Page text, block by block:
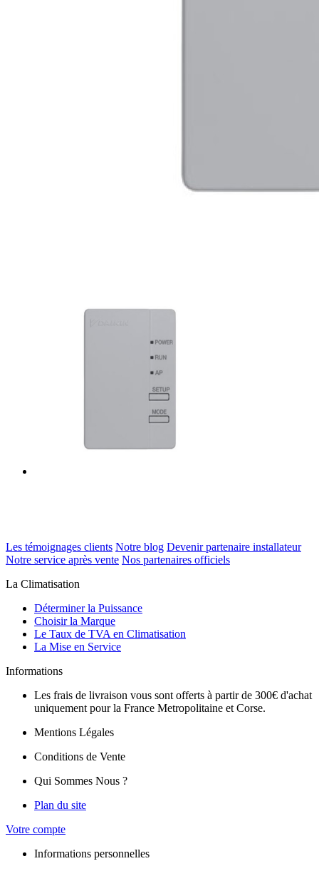
Les témoignages clients Notre blog Devenir partenaire installateur
Notre service après vente Nos partenaires officiels
La Climatisation
Déterminer la Puissance
Choisir la Marque
Le Taux de TVA en Climatisation
La Mise en Service
Informations
Les frais de livraison vous sont offerts à partir de 300€ d'achat
uniquement pour la France Metropolitaine et Corse.
Mentions Légales
Conditions de Vente
Qui Sommes Nous ?
Plan du site
Votre compte
Informations personnelles